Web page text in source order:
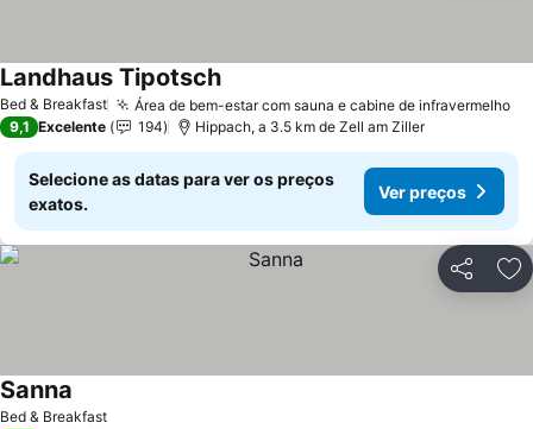
Bed & Breakfast Área de bem-estar com sauna e cabine de infravermelho
Landhaus Tipotsch
9,1 Excelente 194 Hippach, a 3.5 km de Zell am Ziller
Selecione as datas para ver os preços
exatos.
Ver preços
Partilhar
Bed & Breakfast
Sanna